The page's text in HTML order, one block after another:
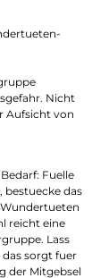
Nicht
Aufsicht von
Fuelle
das
reicht eine
Lass
das sorgt fuer
der Mitgebsel